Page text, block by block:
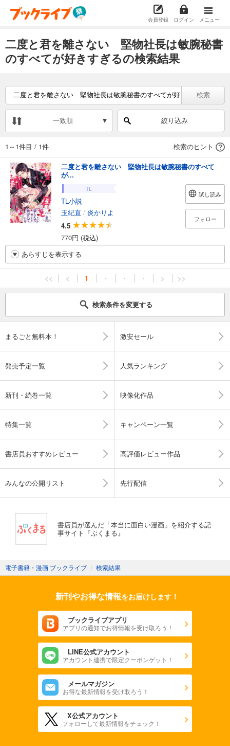
会員登録 ログイン メニュー
二度と君を離さない 堅物社長は敏腕秘書
のすべてが好きすぎるの検索結果
検索
一致順 絞り込み
1～1件目 / 1件 検索のヒント
二度と君を離さない 堅物社長は敏腕秘書のすべて
が...
TL
TL小説
玉紀直 / 炎かりよ
4.5
770円 (税込)
試し読み
フォロー
あらすじを表示する
<< < 1 ・ ・ ・ > >>
検索条件を変更する
まるごと無料本！ 激安セール
発売予定一覧 人気ランキング
新刊・続巻一覧 映像化作品
特集一覧 キャンペーン一覧
書店員おすすめレビュー 高評価レビュー作品
みんなの公開リスト 先行配信
書店員が選んだ「本当に面白い漫画」を紹介する記
事サイト『ぶくまる』
電子書籍・漫画 ブックライブ 〉 検索結果
新刊やお得な情報をお届けします！
ブックライブアプリ
アプリの通知でお得情報を受け取ろう！
LINE公式アカウント
アカウント連携で限定クーポンゲット！
メールマガジン
お得な最新情報を受け取ろう！
X公式アカウント
フォローして最新情報をチェック！